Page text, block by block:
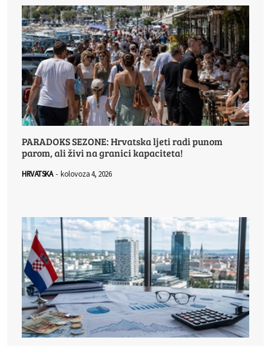
PARADOKS SEZONE: Hrvatska ljeti radi punom
parom, ali živi na granici kapaciteta!
HRVATSKA - kolovoza 4, 2026